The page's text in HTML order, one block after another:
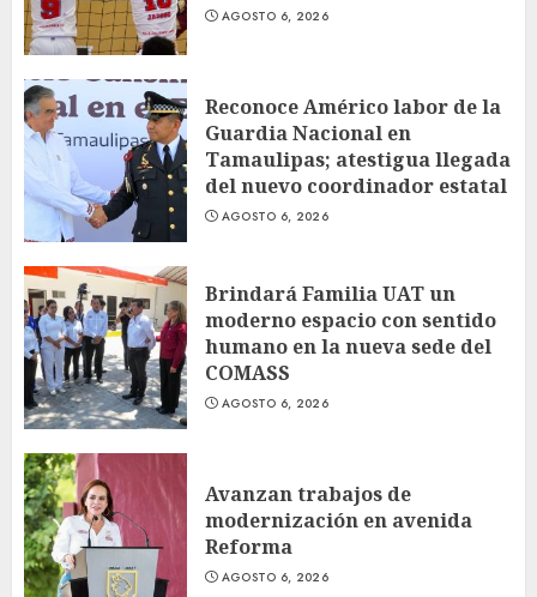
AGOSTO 6, 2026
Reconoce Américo labor de la
Guardia Nacional en
Tamaulipas; atestigua llegada
del nuevo coordinador estatal
AGOSTO 6, 2026
Brindará Familia UAT un
moderno espacio con sentido
humano en la nueva sede del
COMASS
AGOSTO 6, 2026
Avanzan trabajos de
modernización en avenida
Reforma
AGOSTO 6, 2026